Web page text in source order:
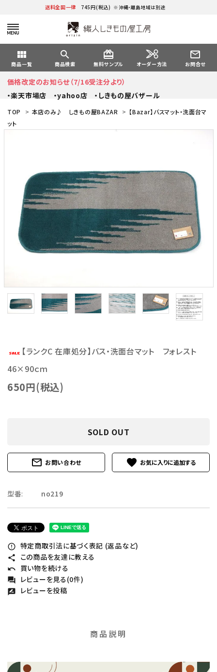
送料全国一律 745円(税込) ※沖縄・離島地域は別途
view_module
商品一覧
search
商品検索
card_giftcard
無料サンプル オーダー方法
mail_outline
お問合せ
価格改定のお知らせ（7/16受注分より）
・楽天市場店
・yahoo店 ・しきもの屋バザール
TOP > 本店のみ♪ しきもの屋BAZAR > 【Bazar】バスマット・洗面台マ
ット
【ランクC 在庫処分】バス・洗面台マット フォレスト
46×90ｃｍ
650円(税込)
SOLD OUT
mail_outline お問い合わせ favorite
型番: no219
error_outline 特定商取引法に基づく表記 (返品など)
share この商品を友達に教える
undo 買い物を続ける
forum レビューを見る(0件)
rate_review レビューを投稿
商品説明